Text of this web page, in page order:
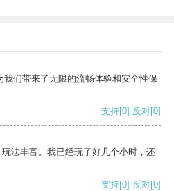
们带来了无限的流畅体验和安全性保
支持[0] 反对[0]
法丰富。我已经玩了好几个小时，还
支持[0] 反对[0]